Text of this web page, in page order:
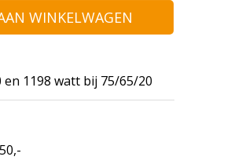
WINKELWAGEN
1198 watt bij 75/65/20